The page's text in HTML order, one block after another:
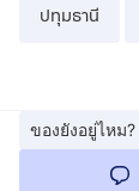
ปทุมธานี
ของยังอยู่ไหม?